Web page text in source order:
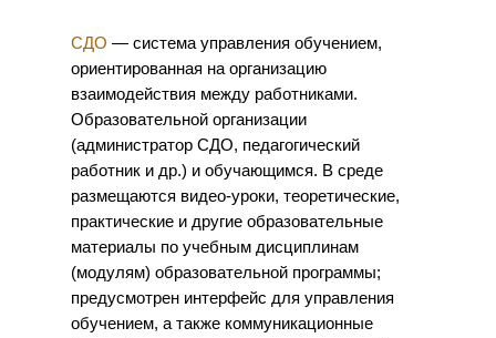
СДО — система управления обучением,
ориентированная на организацию
взаимодействия между работниками.
Образовательной организации
(администратор СДО, педагогический
работник и др.) и обучающимся. В среде
размещаются видео-уроки, теоретические,
практические и другие образовательные
материалы по учебным дисциплинам
(модулям) образовательной программы;
предусмотрен интерфейс для управления
обучением, а также коммуникационные